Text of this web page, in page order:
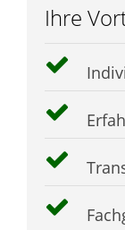
Ihre